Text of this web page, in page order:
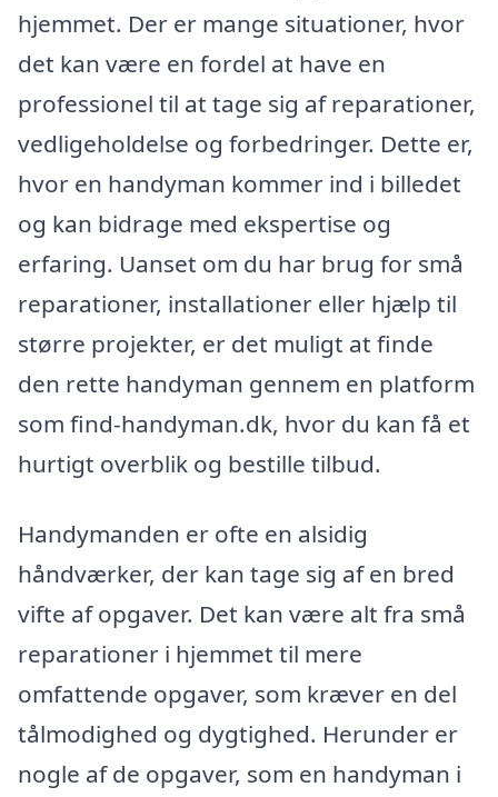
hjemmet. Der er mange situationer, hvor
det kan være en fordel at have en
professionel til at tage sig af reparationer,
vedligeholdelse og forbedringer. Dette er,
hvor en handyman kommer ind i billedet
og kan bidrage med ekspertise og
erfaring. Uanset om du har brug for små
reparationer, installationer eller hjælp til
større projekter, er det muligt at finde
den rette handyman gennem en platform
som find-handyman.dk, hvor du kan få et
hurtigt overblik og bestille tilbud.
Handymanden er ofte en alsidig
håndværker, der kan tage sig af en bred
vifte af opgaver. Det kan være alt fra små
reparationer i hjemmet til mere
omfattende opgaver, som kræver en del
tålmodighed og dygtighed. Herunder er
nogle af de opgaver, som en handyman i